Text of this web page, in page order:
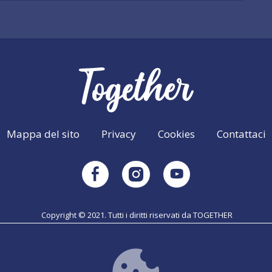
Mappa del sito Privacy Cookies Contattaci
Facebook InstagramYoutube
Copyright © 2021. Tutti i diritti riservati da TOGETHER
per la realizzazione di questo articolo non ne implica la condivisione
degli autori; perciò la Commissione Europea non si ritiene responsabile